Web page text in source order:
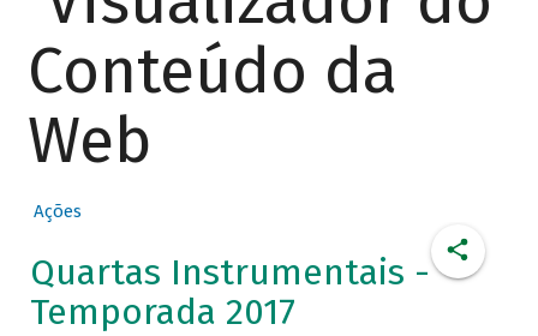
Conteúdo da
Web
Ações
Quartas Instrumentais -
Temporada 2017